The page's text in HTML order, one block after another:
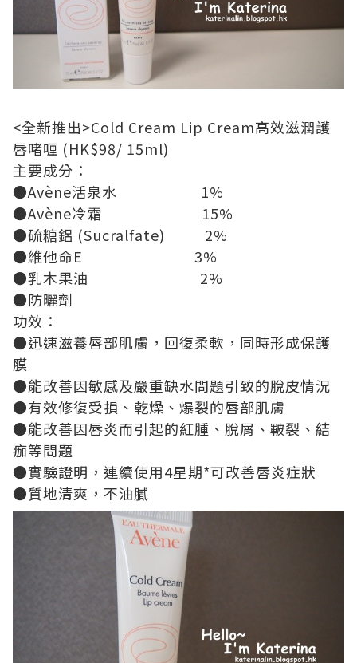
<全新推出>Cold Cream Lip Cream高效滋潤護
唇啫喱 (HK$98/ 15ml)
主要成分：
●Avène活泉水 1%
●Avène冷霜 15%
●硫糖鋁 (Sucralfate) 2%
●維他命E 3%
●乳木果油 2%
●防曬劑
功效：
●迅速滋養唇部肌膚，回復柔軟，同時形成保護
膜
●能改善因敏感及嚴重缺水問題引致的脫皮情況
●有效修復受損、乾燥、爆裂的唇部肌膚
●能改善因唇炎而引起的紅腫、脫屑、皸裂、結
痂等問題
●實驗證明，連續使用4星期*可改善唇炎症狀
●質地清爽，不油膩